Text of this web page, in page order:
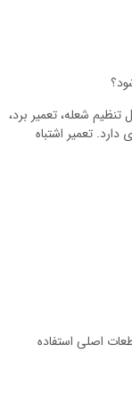
تنظیم شعله، تعمیر برد،
تعمیر اشتباه
اصلی استفاده